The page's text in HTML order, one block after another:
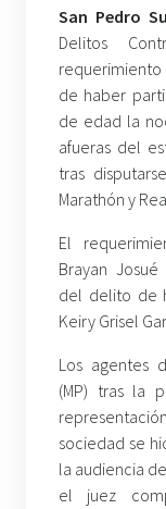
San Pedro
Delitos
requerimiento
de haber
de edad la
afueras del
tras
Marathón y
El
Brayan
del delito de
Keiry Grisel
Los agentes
(MP) tras la
sociedad se
la audiencia
el juez